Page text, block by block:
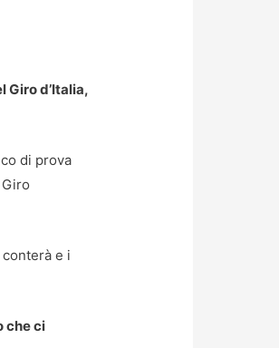
Giro d’Italia,
di prova
e i
che ci